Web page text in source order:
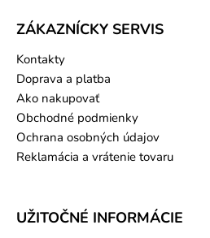
ZÁKAZNÍCKY SERVIS
Kontakty
Doprava a platba
Ako nakupovať
Obchodné podmienky
Ochrana osobných údajov
Reklamácia a vrátenie tovaru
UŽITOČNÉ INFORMÁCIE